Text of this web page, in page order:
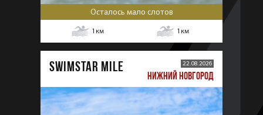
Осталось мало слотов
1 км 1 км
SWIMSTAR MILE 22.08.2026
НИЖНИЙ НОВГОРОД